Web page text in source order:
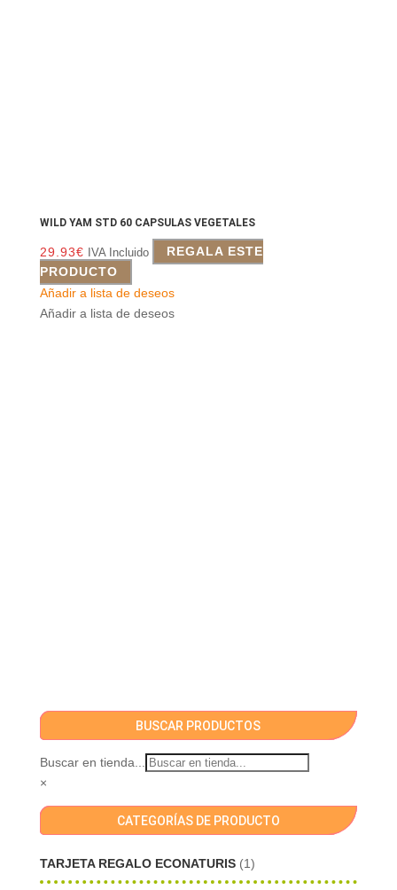
WILD YAM STD 60 CAPSULAS VEGETALES
29.93€ IVA Incluido
REGALA ESTE
PRODUCTO
Añadir a lista de deseos
Añadir a lista de deseos
BUSCAR PRODUCTOS
Buscar en tienda...
×
CATEGORÍAS DE PRODUCTO
TARJETA REGALO ECONATURIS (1)